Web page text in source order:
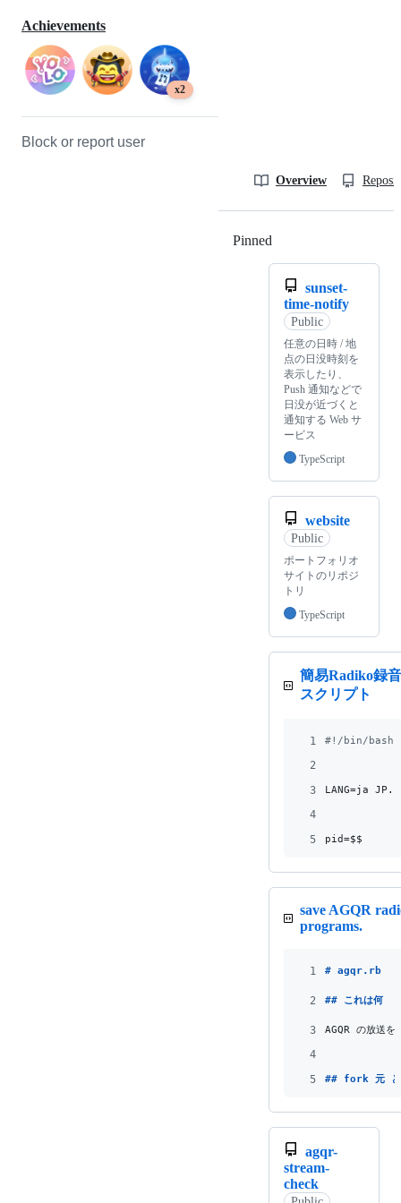
Achievements
x2
Block or report user
Overview
Pinned
sunset-
time-notify
Public
任意の日時 / 地
点の日没時刻を
表示したり、
Push 通知などで
日没が近づくと
通知する Web サ
ービス
TypeScript
website
Public
ポートフォリオ
サイトのリポジ
トリ
TypeScript
簡易Radiko録
スクリプト
1 #! /bin/bash
2
3
4
5
pid=$$
save AGQR
programs.
1 # agqr.rb
2 ## これは何
3 AGQR の放送を
4
5
## fork 元 と
agqr-
stream-
check